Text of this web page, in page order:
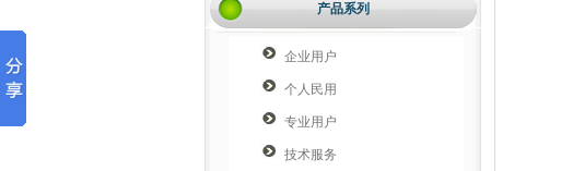
产品系列
企业用户
个人民用
专业用户
技术服务